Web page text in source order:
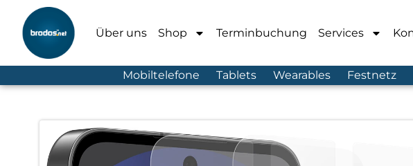
Über uns Shop Terminbuchung Services
Mobiltelefone Tablets Wearables Festnetz